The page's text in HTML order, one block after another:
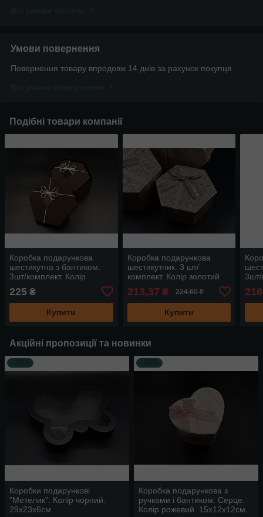
Умови повернення
Повернення товару впродовж 14 днів за рахунок покупця
Подібні товари компанії
Коробка подарункова
шестикутна з бантиком.
3шт/комплект. Колір
225 ₴
Купити
Коробка подарункова
шестикутник. 3 шт/
комплект. Колір золотий
213,37 ₴ 224,60 ₴
Купити
3шт/
Акційні пропозиції та новинки
Коробки подарункові
"Метелик". Колір чорний.
29х23х6см
Коробка подарункова з
ручками і бантиком. Серце.
Колір рожевий. 15х12х12см.